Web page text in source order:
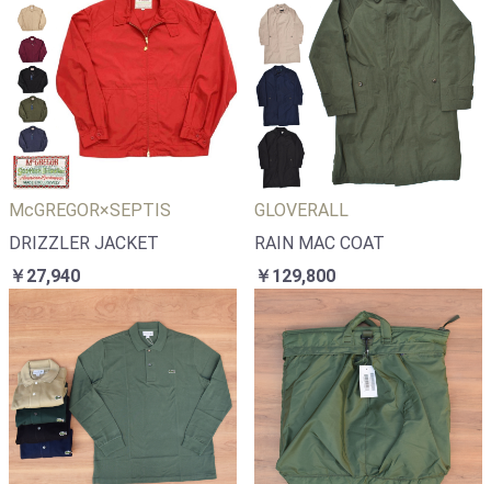
McGREGOR×SEPTIS
DRIZZLER JACKET
￥27,940
GLOVERALL
RAIN MAC COAT
￥129,800